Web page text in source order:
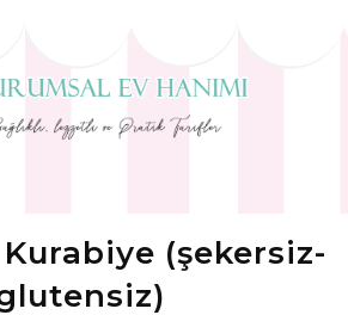
(şekersiz-